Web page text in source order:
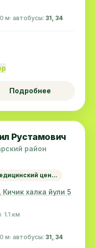
м· автобусы: 31, 34
Подробнее
Рустамович
район
цен...
халка йули 5
1.1 км
м· автобусы: 31, 34